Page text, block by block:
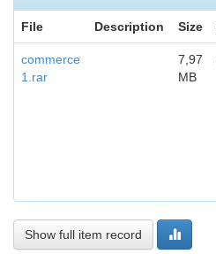
File Description Size
commerce
1.rar
7,97
MB
Show full item record